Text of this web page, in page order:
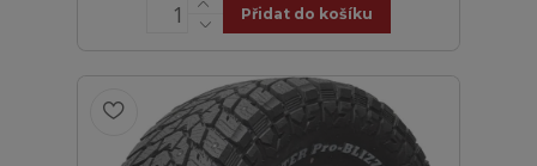
Přidat do košíku